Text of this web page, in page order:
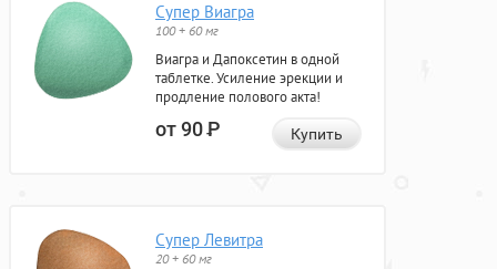
Супер Виагра
100 + 60 мг
Виагра и Дапоксетин в одной
таблетке. Усиление эрекции и
продление полового акта!
от 90Р Купить
Супер Левитра
20 + 60 мг